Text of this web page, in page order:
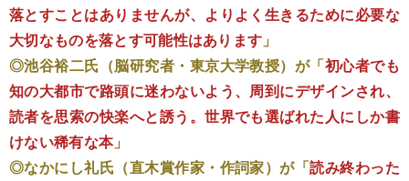
落とすことはありませんが、よりよく生きるために必要な
大切なものを落とす可能性はあります 」
◎池谷裕二氏（脳研究者・東京大学教授）が「初心者でも
知の大都市で路頭に迷わないよう、周到にデザインされ、
読者を思索の快楽へと誘う。世界でも選ばれた人にしか書
けない稀有な本」
◎なかにし礼氏（直木賞作家・作詞家）が「読み終わった